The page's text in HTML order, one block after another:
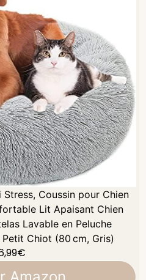
Stress, Coussin pour Chien
Lit Apaisant Chien
Lavable en Peluche
Chiot (80 cm, Gris)
€